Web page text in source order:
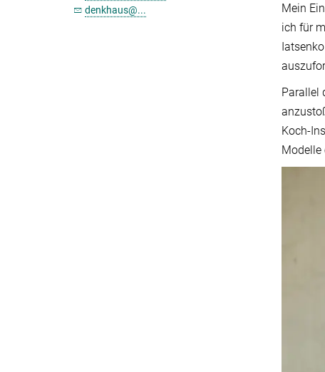
Mein
ich für
Parallel
Koch-
Modelle
denkhaus@...